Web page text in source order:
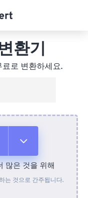
환기
로 변환하세요.
많은 것을 위해
는 것으로 간주됩니다.